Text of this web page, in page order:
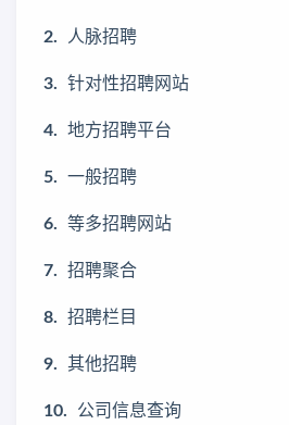
人脉招聘
针对性招聘网站
地方招聘平台
一般招聘
等多招聘网站
招聘聚合
招聘栏目
其他招聘
公司信息查询